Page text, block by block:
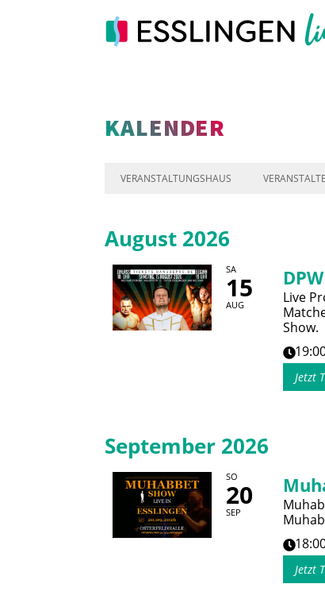
KALENDER
VERANSTALTUNGSHAUS
August 2026
SA
15
AUG
Live
Show.
Jetzt
September 2026
SO
20
SEP
Jetzt